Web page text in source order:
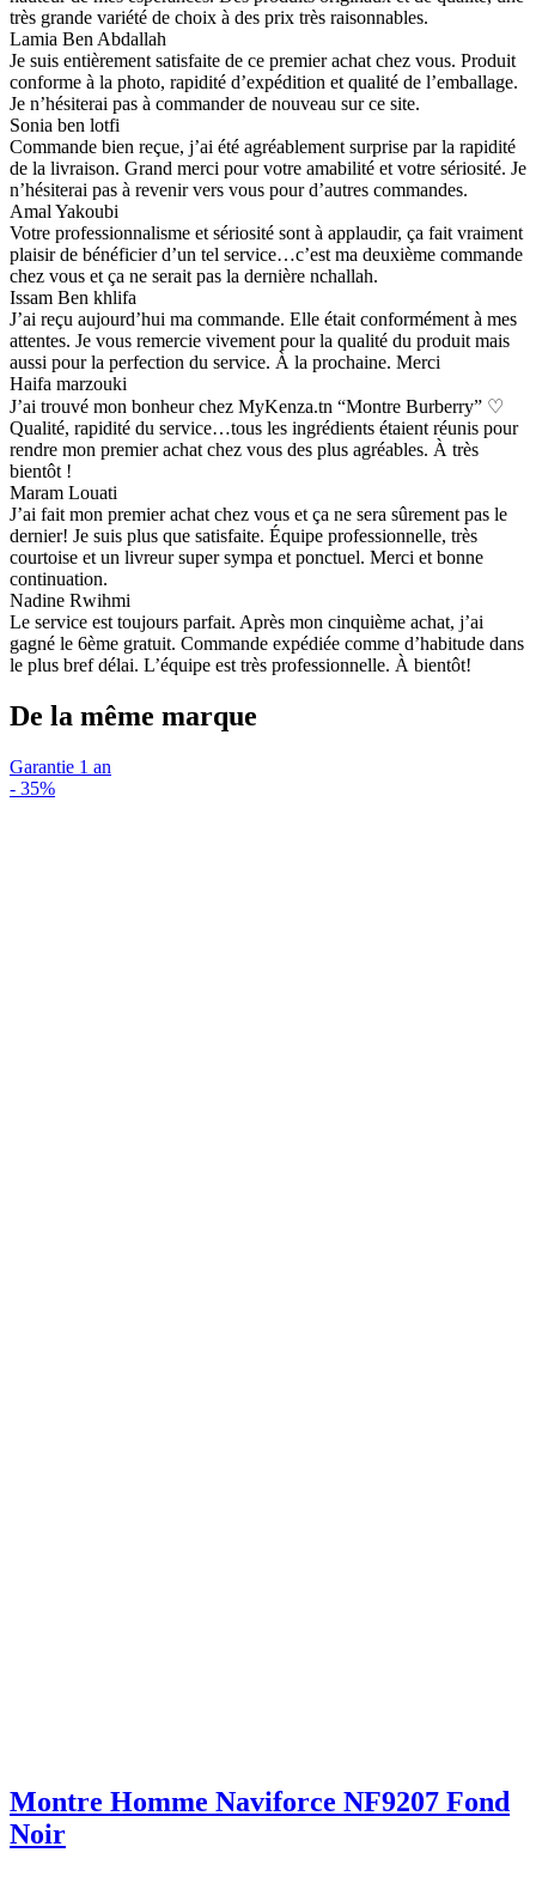
très grande variété de choix à des prix très raisonnables.
Lamia Ben Abdallah
Je suis entièrement satisfaite de ce premier achat chez vous. Produit
conforme à la photo, rapidité d’expédition et qualité de l’emballage.
Je n’hésiterai pas à commander de nouveau sur ce site.
Sonia ben lotfi
Commande bien reçue, j’ai été agréablement surprise par la rapidité
de la livraison. Grand merci pour votre amabilité et votre sériosité. Je
n’hésiterai pas à revenir vers vous pour d’autres commandes.
Amal Yakoubi
Votre professionnalisme et sériosité sont à applaudir, ça fait vraiment
plaisir de bénéficier d’un tel service…c’est ma deuxième commande
chez vous et ça ne serait pas la dernière nchallah.
Issam Ben khlifa
J’ai reçu aujourd’hui ma commande. Elle était conformément à mes
attentes. Je vous remercie vivement pour la qualité du produit mais
aussi pour la perfection du service. À la prochaine. Merci
Haifa marzouki
J’ai trouvé mon bonheur chez MyKenza.tn “Montre Burberry” ♡
Qualité, rapidité du service…tous les ingrédients étaient réunis pour
rendre mon premier achat chez vous des plus agréables. À très
bientôt !
Maram Louati
J’ai fait mon premier achat chez vous et ça ne sera sûrement pas le
dernier! Je suis plus que satisfaite. Équipe professionnelle, très
courtoise et un livreur super sympa et ponctuel. Merci et bonne
continuation.
Nadine Rwihmi
Le service est toujours parfait. Après mon cinquième achat, j’ai
gagné le 6ème gratuit. Commande expédiée comme d’habitude dans
le plus bref délai. L’équipe est très professionnelle. À bientôt!
De la même marque
Garantie 1 an
- 35%
Montre Homme Naviforce NF9207 Fond
Noir